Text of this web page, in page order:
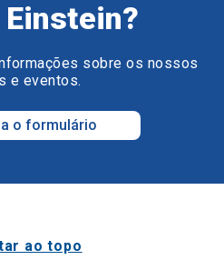
Einstein?
sobre os nossos
e eventos.
o formulário
ao topo